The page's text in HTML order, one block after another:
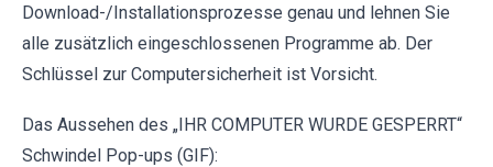
Download-/Installationsprozesse genau und lehnen Sie
alle zusätzlich eingeschlossenen Programme ab. Der
Schlüssel zur Computersicherheit ist Vorsicht.
Das Aussehen des „IHR COMPUTER WURDE GESPERRT“
Schwindel Pop-ups (GIF):